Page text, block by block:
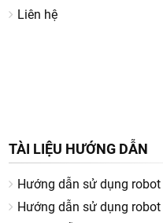
Liên hệ
TÀI LIỆU HƯỚNG DẪN
Hướng dẫn sử dụng
Hướng dẫn sử dụng